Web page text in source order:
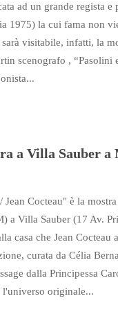
ad un grande regista e
1975) la cui fama non
visitabile, infatti, la
scenografo , “Pasolini
a Villa Sauber a
Cocteau" è la
a Villa Sauber (17 Av.
casa che Jean Cocteau
curata da Célia
dalla Principessa
l'universo originale...